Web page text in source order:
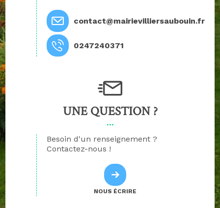
contact@mairievilliersaubouin.fr
0247240371
UNE QUESTION ?
Besoin d'un renseignement ?
Contactez-nous !
NOUS ÉCRIRE